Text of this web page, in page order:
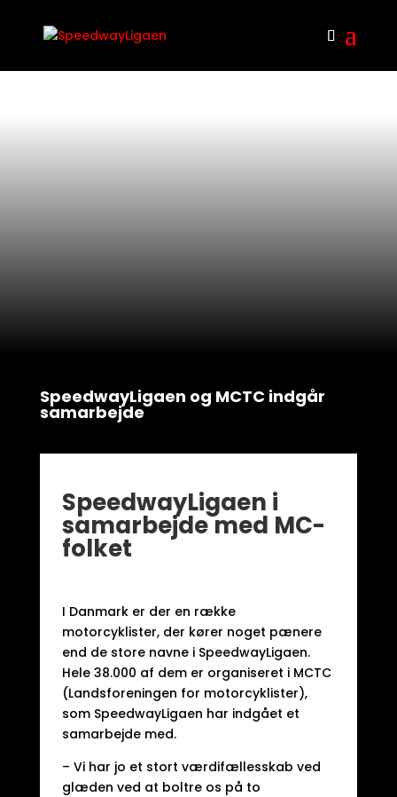
SpeedwayLigaen og MCTC indgår
samarbejde
SpeedwayLigaen i
samarbejde med MC-
folket
I Danmark er der en række
motorcyklister, der kører noget pænere
end de store navne i SpeedwayLigaen.
Hele 38.000 af dem er organiseret i MCTC
(Landsforeningen for motorcyklister),
som SpeedwayLigaen har indgået et
samarbejde med.
– Vi har jo et stort værdifællesskab ved
glæden ved at boltre os på to